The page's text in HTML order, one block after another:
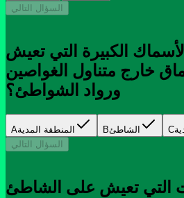
السؤال التالي
الكبيرة التي تعيش
خارج متناول الغواصين
ورواد الشواطئ؟
Aالمنطقة المدية Bالشاطئ C
السؤال التالي
التي تعيش على الشاطئ